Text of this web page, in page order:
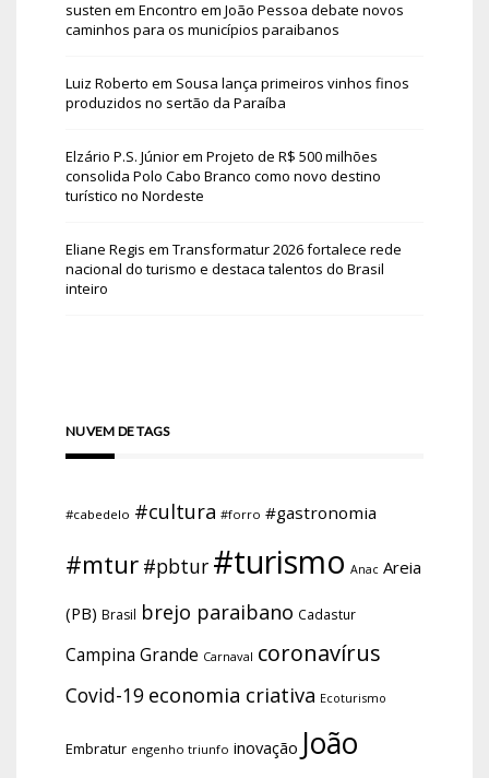
susten em Encontro em João Pessoa debate novos
caminhos para os municípios paraibanos
Luiz Roberto em Sousa lança primeiros vinhos finos
produzidos no sertão da Paraíba
Elzário P.S. Júniorem Projeto de R$ 500 milhões
consolida Polo Cabo Branco como novo destino
turístico no Nordeste
Eliane Regis em Transformatur 2026 fortalece rede
nacional do turismo e destaca talentos do Brasil
inteiro
NUVEM DE TAGS
#cabedelo #cultura #forro #gastronomia
#mtur #pbtur #turismo Anac Areia
(PB) Brasil brejo paraibano Cadastur
Campina Grande Carnaval coronavírus
Covid-19 economia criativa Ecoturismo
Embratur engenho triunfo inovação João